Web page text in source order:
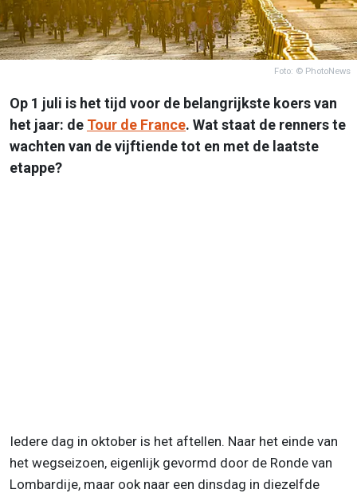
Foto: © PhotoNews
Op 1 juli is het tijd voor de belangrijkste koers van
het jaar: de Tour de France. Wat staat de renners te
wachten van de vijftiende tot en met de laatste
etappe?
Iedere dag in oktober is het aftellen. Naar het einde van
het wegseizoen, eigenlijk gevormd door de Ronde van
Lombardije, maar ook naar een dinsdag in diezelfde